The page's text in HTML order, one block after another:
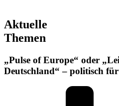
Aktuelle
Themen
„Pulse of Europe“ oder
Deutschland“ – politisch